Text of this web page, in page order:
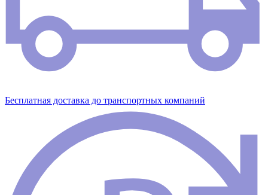
Бесплатная доставка до транспортных компаний